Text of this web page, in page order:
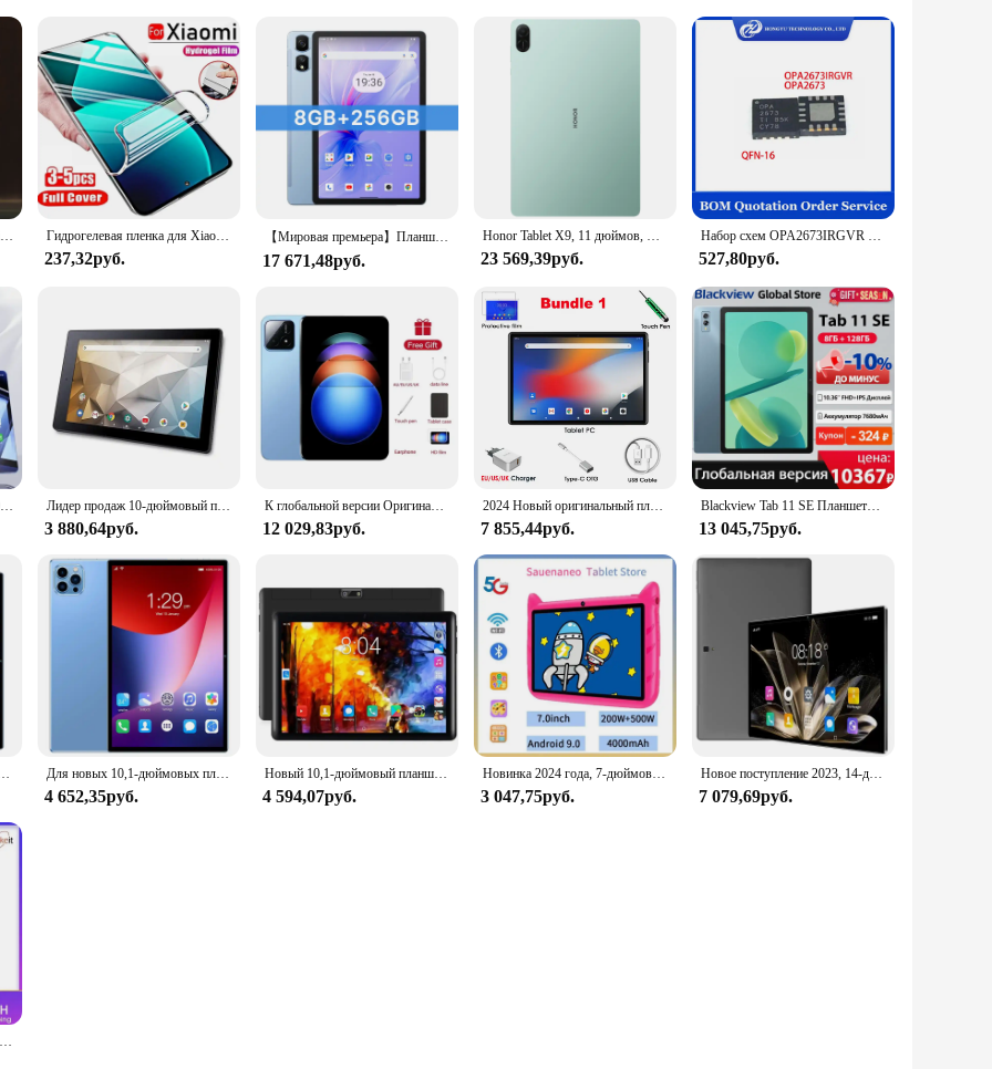
ensuring device protection
and style, and the protective glass and film sets are designed to complement its durability. Made from premium tempered
for your device. The scratch-resistant and shatter-proof properties ensure that your smartphone remains pristine, even in the face of
watching videos, or browsing the internet, the protective glass and film sets provide a reliable shield against potential damage.
easy application, allowing you to quickly and securely cover your device. The kit includes all the necessary tools, ensuring a bubble-free
its functionality. The glass and film sets are tailored to fit the Redmi Note 9S perfectly, offering a seamless integration with
remains both protected and stylish.
protection; they are also about longevity. The glass and film sets are designed to withstand the rigors of daily use, making them a smart
a casual user or a heavy smartphone user, these protective covers are engineered to last. The sets are available in wholesale quantities,
to offer reliable protection to their customers. With these sets, you can be assured that your Xiaomi Redmi Note 9S will remain in
4 шт. закаленное стекло для Xiaomi Redmi Note 10 8 7 9s 9 Pro защита для экрана для Poco X3 M3 X3 Pro NFC F3 полное защитное стекло Гидрогелевая пленка для Xiaomi Redmi Note 12 11 10 9 8 Pro Plus 5G 11S 10S 9S 8T 7, Защитная пленка для экрана Redmi 10 10C 9 9A 9T 9C, 3-5 шт.
237,32руб.
【Мировая премьера】Планшет Blackview Tab 16 Pro 2024 года выпуска, 8 ГБ + 256 ГБ, 11-дюймовый дисплей FHD+, Android 14, Widevine L1, аккумулятор емкостью 7700 мАч
17 671,48руб.
Honor Tablet X9, 11 дюймов, WIFI, восьмиядерный процессор Snapdragon 680, 8300 мАч, цельнометаллический корпус
23 569,39руб.
Набор схем OPA2673IRGVR OPA2673, набор микросхем OPA2673IRGVT, OPA2673IRGVT IC OPAMP, чипсет КФА 2, 16VQFN, в наличии, 5 - 10 шт.
527,80руб.
Планшет Original Pad 8 Pro, 10,1 дюйма, Android 13, Snapdragon 8gen2, 16 ГБ + 1024 ГБ, 10000 мАч Лидер продаж 10-дюймовый планшет RCT6 Android 10, 2 ГБ ОЗУ + 32 ГБ/16 ГБ ПЗУ, четырехъядерный IPS-экран MT8167, двойная камера с Wi-Fi
3 880,64руб.
К глобальной версии Оригинальный планшет Xioami Pad 6S Pro 11 дюймов HD 4K Android 14 16 ГБ + 1 Т 20000 мАч 5G Dual SIM Bluetooth WiFi GPS
12 029,83руб.
2024 Новый оригинальный планшет Global Pad 4G LTE, восьмиядерный планшетный ПК Android 12, компьютер, двойная SIM-карта, телефонный звонок, WIFI, Bluetooth
7 855,44руб.
Blackview Tab 11 SE Планшеты 10,36-дюймовый дисплей FHD Unisoc T606 Восьмиядерный процессор Dual 4G LET GPS 8 ГБ ОЗУ 128 ГБ ПЗУ Android 12 Планшетов ПК
13 045,75руб.
Двойная камера Двойная SIM-камера 3G Телефонный звонок Планшеты Bluetooth Wi-Fi 4 ГБ + 64 ГБ Для новых 10,1-дюймовых планшетов, восьмиядерный телефонный звонок 3G, две SIM-карты, две камеры, 4 + 64 ГБ, Android 11, Google Play, Wi-Fi, Bluetooth, глобальный
4 652,35руб.
Новый 10,1-дюймовый планшетный ПК Android Google Play с двумя камерами Восьмиядерный процессор с двумя SIM-картами Телефонные вызовы Планшеты Bluetooth Wi-Fi 4 ГБ ОЗУ 64 ГБ
4 594,07руб.
Новинка 2024 года, 7-дюймовый детский планшет с Wi-Fi, четырехъядерный процессор, 4 ГБ ОЗУ, 64 ГБ ПЗУ, игра, образование, детский подарок, Android 9,0
3 047,75руб.
Новое поступление 2023, 14-дюймовый 10-ядерный планшет Android 13,0, Google Play, Двойная сеть 4G/телефон, GPS, Bluetooth, WiFi, планшеты, 16 ГБ ОЗУ, 1 ТБ ПЗУ
7 079,69руб.
Для мини-планшета 8-дюймовый планшетный ПК Android 13 800*1280 HD IPS-экран Wi-Fi Двойная камера 4 ГБ 32 ГБ Дешевый планшет для детей и взрослых